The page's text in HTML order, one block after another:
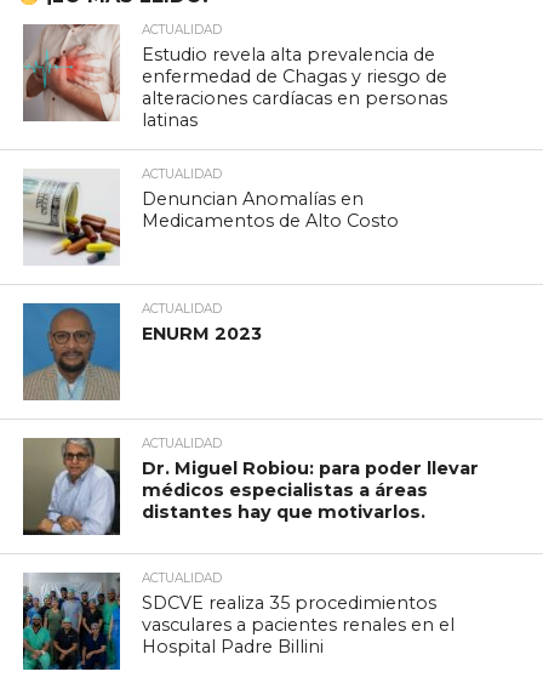
ACTUALIDAD
Estudio revela alta prevalencia de
enfermedad de Chagas y riesgo de
alteraciones cardíacas en personas
latinas
ACTUALIDAD
Denuncian Anomalías en
Medicamentos de Alto Costo
ACTUALIDAD
ENURM 2023
ACTUALIDAD
Dr. Miguel Robiou: para poder llevar
médicos especialistas a áreas
distantes hay que motivarlos.
ACTUALIDAD
SDCVE realiza 35 procedimientos
vasculares a pacientes renales en el
Hospital Padre Billini